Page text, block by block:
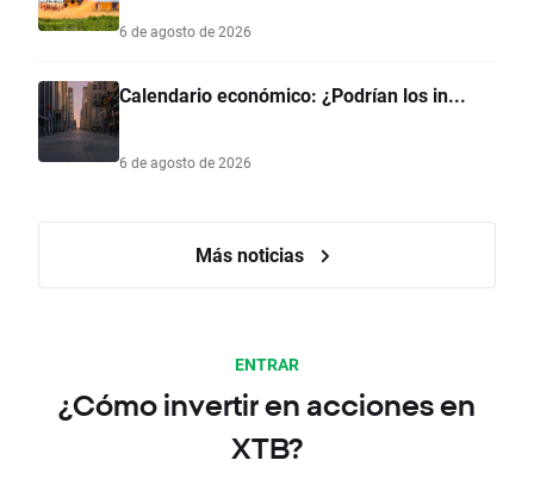
6 de agosto de 2026
Calendario económico: ¿Podrían los in...
6 de agosto de 2026
Más noticias
ENTRAR
¿Cómo invertir en acciones en
XTB?